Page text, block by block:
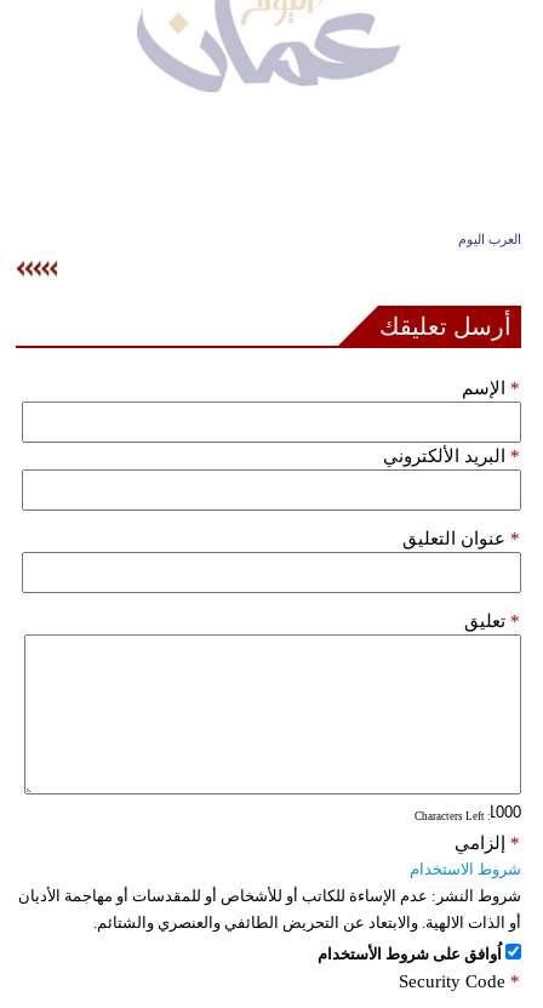
بيئة
أبراج
سيارات
العرب اليوم
أرسل تعليقك
الإسم *
البريد الألكتروني *
عنوان التعليق *
تعليق *
: Characters Left
إلزامي *
شروط الاستخدام
شروط النشر: عدم الإساءة للكاتب أو للأشخاص أو للمقدسات أو مهاجمة الأديان
أو الذات الالهية. والابتعاد عن التحريض الطائفي والعنصري والشتائم.
اُوافق على شروط الأستخدام
Security Code *